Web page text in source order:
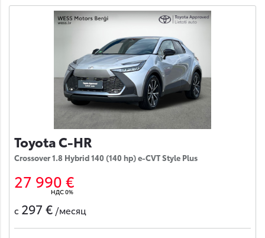
Toyota C-HR
Crossover 1.8 Hybrid 140 (140 hp) e-CVT Style Plus
27 990 €
НДС 0%
с 297 € /месяц